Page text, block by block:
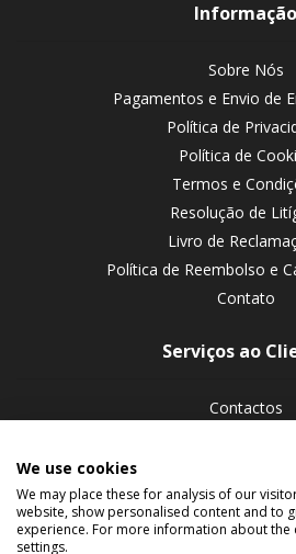
Informação
Sobre Nós
Pagamentos e Envio de
Política de
Política de
Termos e
Resolução de
Livro de
Política de Reembolso e
Contato
Serviços ao
Contactos
Siga-nos nas
We use cookies
We may place these for analysis of our
website, show personalised content and to
experience. For more information about the
settings.